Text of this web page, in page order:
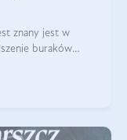
znany jest w
buraków